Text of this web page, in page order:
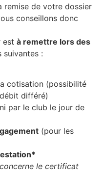
remise de votre dossier
conseillons donc
est à remettre lors des
suivantes :
cotisation (possibilité
différé)
par le club le jour de
(pour les
le certificat